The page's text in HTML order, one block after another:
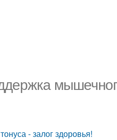
- залог здоровья!